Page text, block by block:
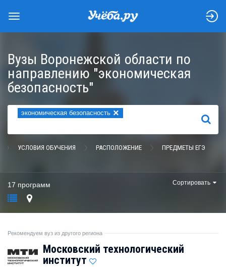
Вузы Воронежской области по
направлению "экономическая
безопасность"
экономическая безопасность ×
НАЙТИ
УСЛОВИЯ ОБУЧЕНИЯ РАСПОЛОЖЕНИЕ ПРЕДМЕТЫ ЕГЭ
17 программ Сортировать
Рекомендуем вуз из другого региона
Московский технологический
институт